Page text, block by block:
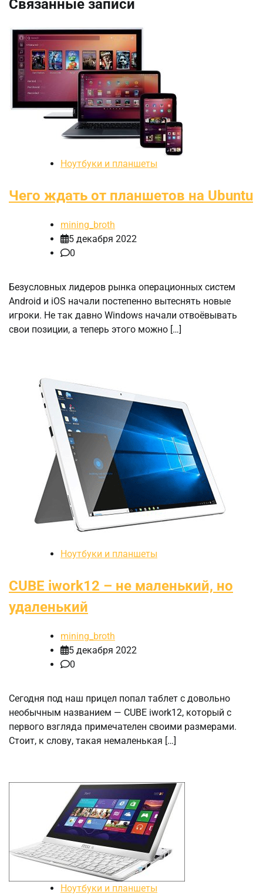
Связанные записи
Ноутбуки и планшеты
Чего ждать от планшетов на Ubuntu
mining_broth
5 декабря 2022
0
Безусловных лидеров рынка операционных систем
Android и iOS начали постепенно вытеснять новые
игроки. Не так давно Windows начали отвоёвывать
свои позиции, а теперь этого можно […]
Ноутбуки и планшеты
CUBE iwork12 – не маленький, но
удаленький
mining_broth
5 декабря 2022
0
Сегодня под наш прицел попал таблет с довольно
необычным названием — CUBE iwork12, который с
первого взгляда примечателен своими размерами.
Стоит, к слову, такая немаленькая […]
Ноутбуки и планшеты